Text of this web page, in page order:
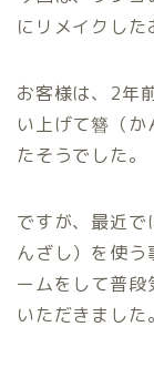
にリメイクした
お客様は、2年
い上げて簪（
たそうでした。
ですが、最近
んざし）を使う
ームをして普段
いただきました。